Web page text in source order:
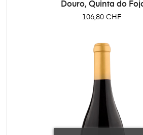
Douro, Quinta do
Prix
106,80 CHF